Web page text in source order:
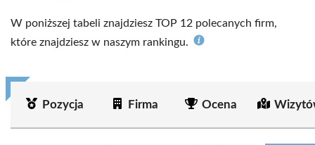
W poniższej tabeli znajdziesz TOP 12 polecanych firm,
które znajdziesz w naszym rankingu.
Pozycja Firma Ocena